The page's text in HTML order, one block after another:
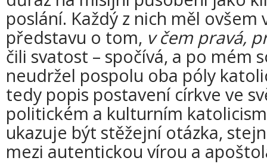
poslání. Každý z nich měl
představu o tom, v čem pravá,
čili svatost – spočívá, a po mém
neudržel pospolu oba póly
tedy popis postavení církve ve
politickém a kulturním
ukazuje být stěžejní otázka,
mezi autentickou vírou a